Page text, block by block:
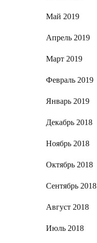
Май 2019
Апрель 2019
Март 2019
Февраль 2019
Январь 2019
Декабрь 2018
Ноябрь 2018
Октябрь 2018
Сентябрь 2018
Август 2018
Июль 2018